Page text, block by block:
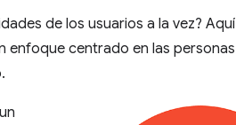
de los usuarios a la vez?
enfoque centrado en las